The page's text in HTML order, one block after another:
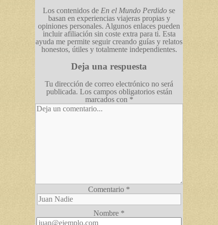
Los contenidos de En el Mundo Perdido se
basan en experiencias viajeras propias y
opiniones personales. Algunos enlaces pueden
incluir afiliación sin coste extra para ti. Esta
ayuda me permite seguir creando guías y relatos
honestos, útiles y totalmente independientes.
Deja una respuesta
Tu dirección de correo electrónico no será
publicada. Los campos obligatorios están
marcados con *
Comentario *
Nombre *